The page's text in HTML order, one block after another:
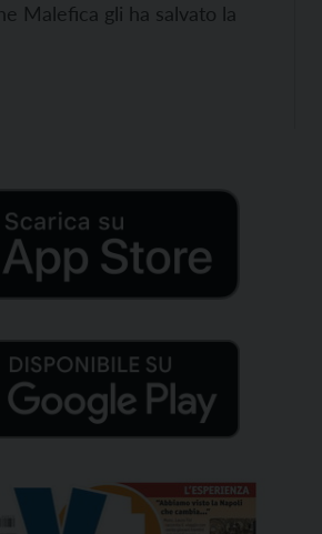
Malefica gli ha salvato la